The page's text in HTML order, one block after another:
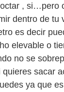
, si…pero
dentro de tu
es decir
elevable o
no se
sacar
ya que